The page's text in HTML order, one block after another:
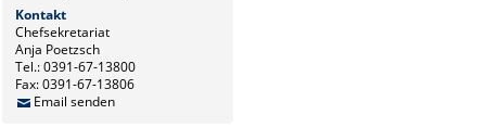
Kontakt
Chefsekretariat
Anja Poetzsch
Tel.: 0391-67-13800
Fax: 0391-67-13806
Email senden